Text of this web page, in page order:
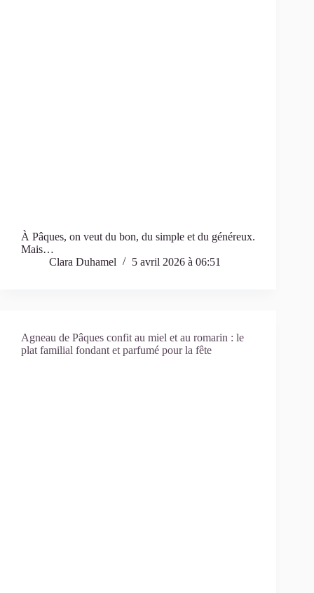
À Pâques, on veut du bon, du simple et du généreux.
Mais…
Clara Duhamel
5 avril 2026 à 06:51
Agneau de Pâques confit au miel et au romarin : le
plat familial fondant et parfumé pour la fête